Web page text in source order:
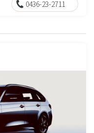
0436-23-2711